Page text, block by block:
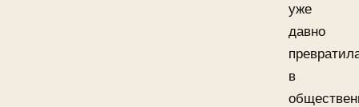
уже
давно
в